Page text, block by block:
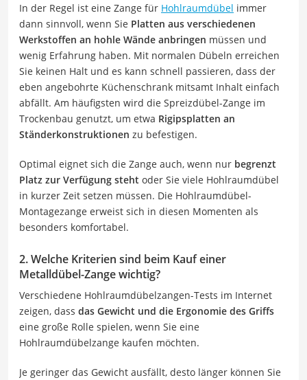
In der Regel ist eine Zange für Hohlraumdübel immer
dann sinnvoll, wenn Sie Platten aus verschiedenen
Werkstoffen an hohle Wände anbringen müssen und
wenig Erfahrung haben. Mit normalen Dübeln erreichen
Sie keinen Halt und es kann schnell passieren, dass der
eben angebohrte Küchenschrank mitsamt Inhalt einfach
abfällt. Am häufigsten wird die Spreizdübel-Zange im
Trockenbau genutzt, um etwa Rigipsplatten an
Ständerkonstruktionen zu befestigen.
Optimal eignet sich die Zange auch, wenn nur begrenzt
Platz zur Verfügung steht oder Sie viele Hohlraumdübel
in kurzer Zeit setzen müssen. Die Hohlraumdübel-
Montagezange erweist sich in diesen Momenten als
besonders komfortabel.
2. Welche Kriterien sind beim Kauf einer
Metalldübel-Zange wichtig?
Verschiedene Hohlraumdübelzangen-Tests im Internet
zeigen, dass das Gewicht und die Ergonomie des Griffs
eine große Rolle spielen, wenn Sie eine
Hohlraumdübelzange kaufen möchten.
Je geringer das Gewicht ausfällt, desto länger können Sie